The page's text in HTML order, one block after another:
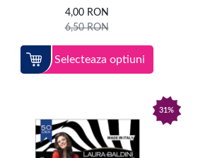
4,00 RON
6,50RON
Selecteaza optiuni
31%